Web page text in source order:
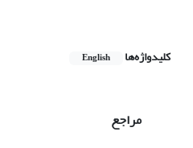
کلیدواژه‌ها English
مراجع